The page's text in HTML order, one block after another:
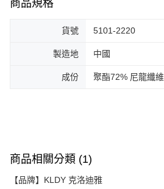
商品規格
貨號 5101-2220
製造地 中國
成份 聚酯72% 尼龍纖
商品相關分類 (1)
【品牌】KLDY 克洛迪雅